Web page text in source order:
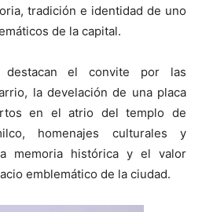
tradición e identidad de uno
de la capital.
destacan el convite por las
la develación de una placa
en el atrio del templo de
homenajes culturales y
memoria histórica y el valor
emblemático de la ciudad.